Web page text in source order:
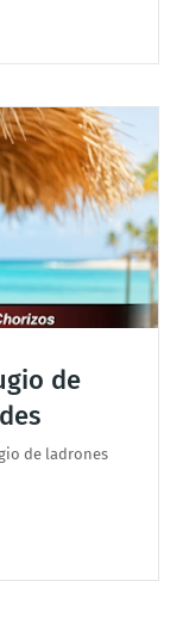
de
de ladrones